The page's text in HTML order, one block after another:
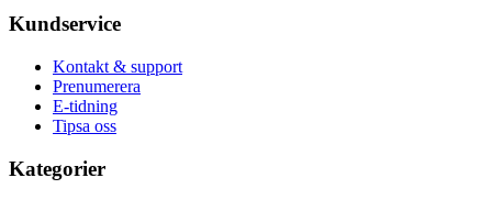
Kundservice
Kontakt & support
Prenumerera
E-tidning
Tipsa oss
Kategorier